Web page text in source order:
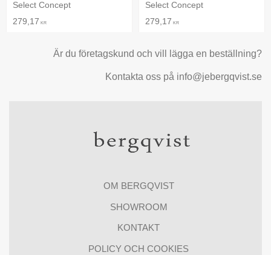
Select Concept
279,17 KR
Select Concept
279,17 KR
Är du företagskund och vill lägga en beställning?
Kontakta oss på info@jebergqvist.se
OM BERGQVIST
SHOWROOM
KONTAKT
POLICY OCH COOKIES